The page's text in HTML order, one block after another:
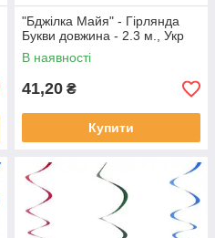
"Бджілка Майя" - Гірлянда
Букви довжина - 2.3 м., Укр
В наявності
41,20 ₴
Купити